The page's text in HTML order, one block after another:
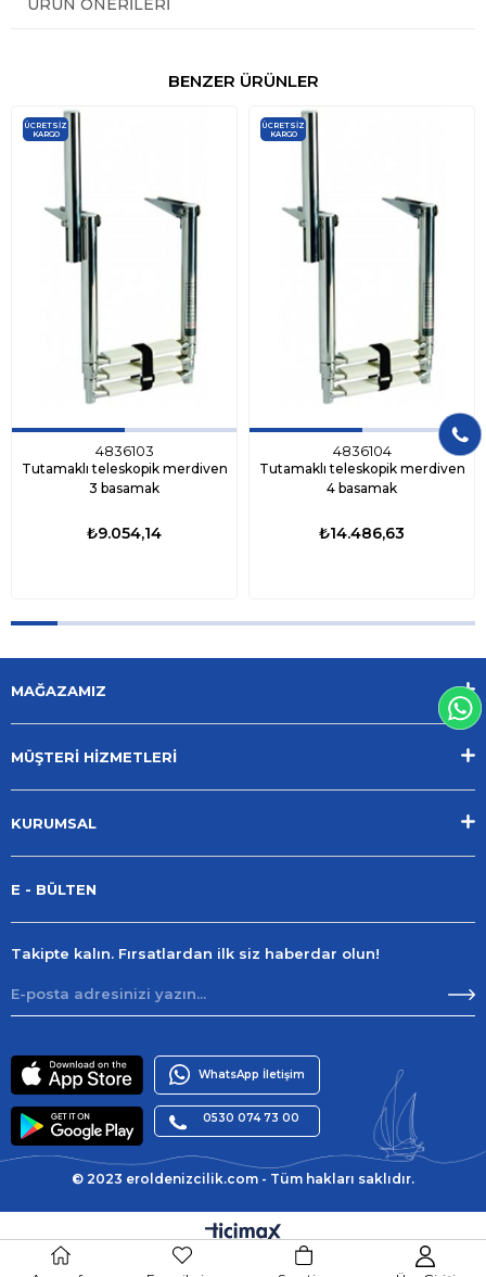
ÜRÜN ÖNERILERI
BENZER ÜRÜNLER
4836103
Tutamaklı teleskopik merdiven
3 basamak
₺9.054,14
ÜCRETSIZ
KARGO
4836104
Tutamaklı teleskopik merdiven
4 basamak
₺14.486,63
ÜCRETSIZ
KARGO
MAĞAZAMIZ
MÜŞTERİ HİZMETLERİ
KURUMSAL
E - BÜLTEN
Takipte kalın. Fırsatlardan ilk siz haberdar olun!
WhatsApp İletişim
0530 074 73 00
© 2023 eroldenizcilik.com - Tüm hakları saklıdır.